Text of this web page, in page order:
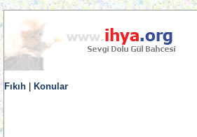
Fıkıh Konular